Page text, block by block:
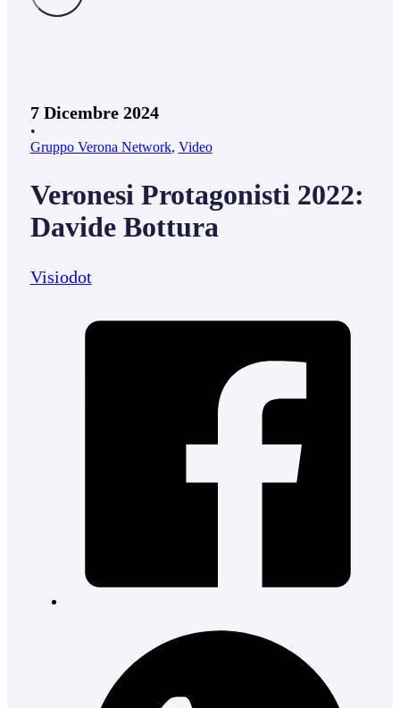
7 Dicembre 2024
•
Gruppo Verona Network, Video
Veronesi Protagonisti 2022:
Davide Bottura
Visiodot